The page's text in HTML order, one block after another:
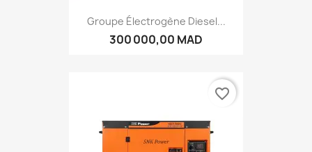
Groupe Électrogène Diesel...
300 000,00 MAD
favorite_border